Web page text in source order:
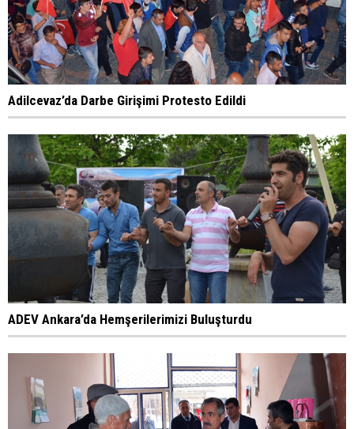
Adilcevaz’da Darbe Girişimi Protesto Edildi
ADEV Ankara’da Hemşerilerimizi Buluşturdu